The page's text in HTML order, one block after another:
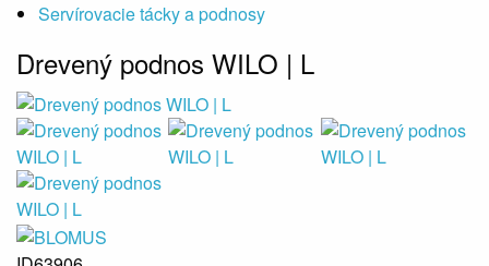
Servírovacie tácky a podnosy
Drevený podnos WILO | L